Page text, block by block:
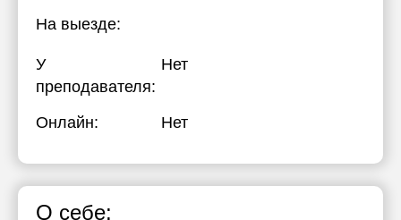
На выезде:
У
преподавателя:
Нет
Онлайн: Нет
О себе: